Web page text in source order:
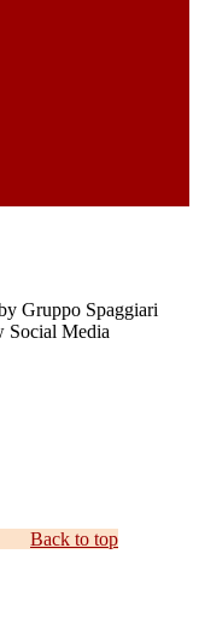
Gruppo Spaggiari
Social Media
Back to top